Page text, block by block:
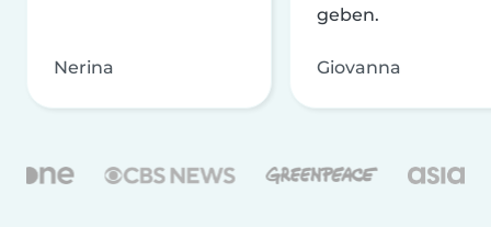
Nerina
geben.
Giovanna